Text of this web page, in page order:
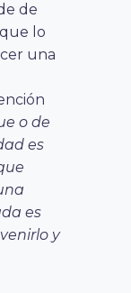
de
lo
una
o de
es
es
y